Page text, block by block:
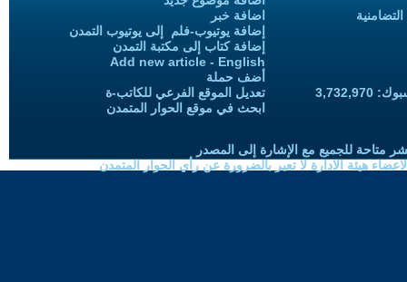
اضافة خبر
إضافة يوتيوب-فلم إلى يوتيوب التمدن
إضافة كتاب إلى مكتبة التمدن
Add new article - English
أضف حملة
تعديل الموقع الفرعي للكاتب-ة
ابحث في موقع الحوار المتمدن
متاحة للجميع مع الإشارة إلى المصدر
هيئة الادارة لا تعبر بالضرورة عن رأي الحوار المتمدن